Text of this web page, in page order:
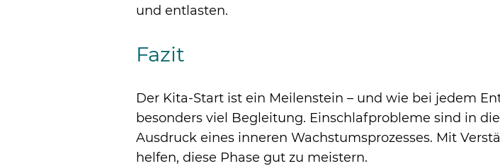
und entlasten.
Fazit
Der Kita-Start ist ein Meilenstein – und wie bei jedem
besonders viel Begleitung. Einschlafprobleme sind in
Ausdruck eines inneren Wachstumsprozesses. Mit
helfen, diese Phase gut zu meistern.